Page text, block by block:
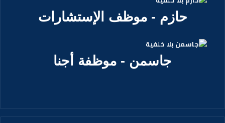
حازم - موظف الإستشارات
جاسمن - موظفة أجنا